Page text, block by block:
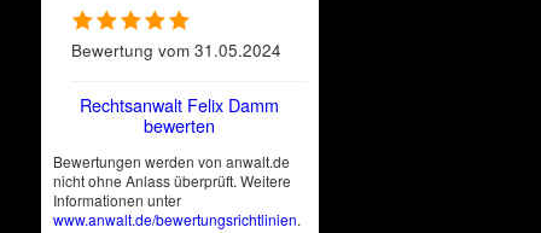
Bewertung vom 31.05.2024
Rechtsanwalt Felix Damm
bewerten
Bewertungen werden von anwalt.de
nicht ohne Anlass überprüft. Weitere
Informationen unter
www.anwalt.de/bewertungsrichtlinien.